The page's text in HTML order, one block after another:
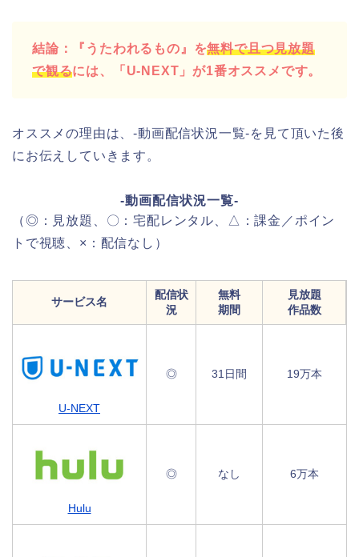
結論：『うたわれるもの』を無料で且つ見放題
で観るには、「U-NEXT」が1番オススメです。
オススメの理由は、-動画配信状況一覧-を見て頂いた後
にお伝えしていきます。
-動画配信状況一覧-
（◎：見放題、〇：宅配レンタル、△：課金／ポイン
トで視聴、×：配信なし）
サービス名
配信状
況
無料
期間
見放題
作品数
U-NEXT
◎ 31日間 19万本
Hulu
◎ なし 6万本